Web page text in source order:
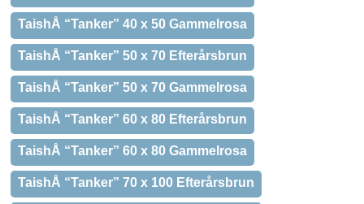
TaishÅ “Tanker” 40 x 50 Gammelrosa
TaishÅ “Tanker” 50 x 70 Efterårsbrun
TaishÅ “Tanker” 50 x 70 Gammelrosa
TaishÅ “Tanker” 60 x 80 Efterårsbrun
TaishÅ “Tanker” 60 x 80 Gammelrosa
TaishÅ “Tanker” 70 x 100 Efterårsbrun